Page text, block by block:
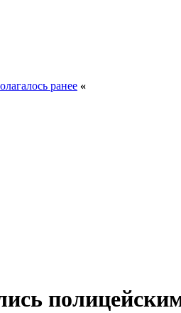
ранее «